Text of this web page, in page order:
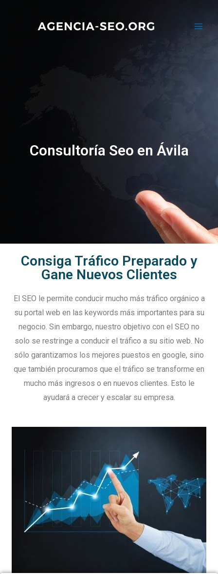
Consultoría Seo en Ávila
Consiga Tráfico Preparado y
Gane Nuevos Clientes
El SEO le permite conducir mucho más tráfico orgánico a
su portal web en las keywords más importantes para su
negocio. Sin embargo, nuestro objetivo con el SEO no
solo se restringe a conducir el tráfico a su sitio web. No
sólo garantizamos los mejores puestos en google, sino
que también procuramos que el tráfico se transforme en
mucho más ingresos o en nuevos clientes. Esto le
ayudará a crecer y escalar su empresa.